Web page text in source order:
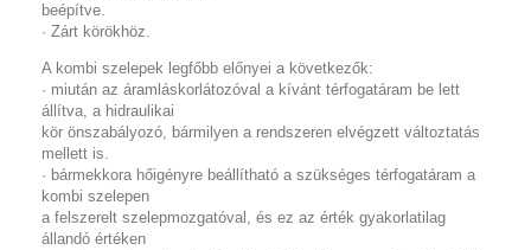
beépítve.
· Zárt körökhöz.
A kombi szelepek legfőbb előnyei a következők:
· miután az áramláskorlátozóval a kívánt térfogatáram be lett
állítva, a hidraulikai
kör önszabályozó, bármilyen a rendszeren elvégzett változtatás
mellett is.
· bármekkora hőigényre beállítható a szükséges térfogatáram a
kombi szelepen
a felszerelt szelepmozgatóval, és ez az érték gyakorlatilag
állandó értéken